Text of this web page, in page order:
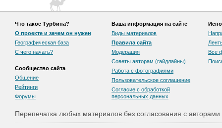
Что такое Турбина?
О проекте и зачем он нужен
Географическая база
С чего начать?
Сообщество сайта
Общение
Рейтинги
Форумы
Ваша информация на сайте
Виды материалов
Правила сайта
Модерация
Советы авторам (гайдлайны)
Работа с фотографиями
Пользовательскоe соглашение
Согласие с обработкой
персональных данных
Все
Перепечатка любых материалов без согласования с